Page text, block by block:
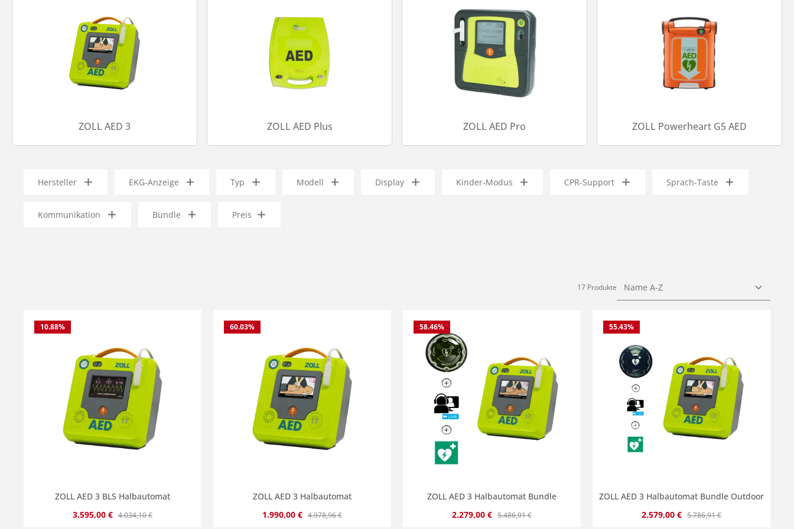
ZOLL AED 3 ZOLL AED Plus ZOLL AED Pro ZOLL Powerheart G5 AED
Hersteller EKG-Anzeige Typ Modell Display Kinder-Modus CPR-Support Sprach-Taste
Kommunikation Bundle Preis
17 Produkte
10.88%
ZOLL AED 3 BLS Halbautomat
Verkaufspreis:
3.595,00 € Regulärer Preis:
4.034,10 €
60.03%
ZOLL AED 3 Halbautomat
Verkaufspreis:
1.990,00 € Regulärer Preis:
4.978,96 €
58.46%
ZOLL AED 3 Halbautomat Bundle
Verkaufspreis:
2.279,00 € Regulärer Preis:
5.486,91 €
55.43%
ZOLL AED 3 Halbautomat Bundle Outdoor
Verkaufspreis:
2.579,00 € Regulärer Preis:
5.786,91 €